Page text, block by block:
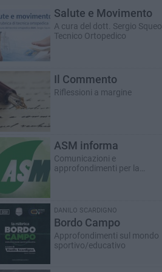
Salute e Movimento
A cura del dott. Sergio Squeo,
Tecnico Ortopedico
Il Commento
Riflessioni a margine
ASM informa
Comunicazioni e
approfondimenti per la
DANILO SCARDIGNO
Bordo Campo
Approfondimenti sul mondo
sportivo/educativo